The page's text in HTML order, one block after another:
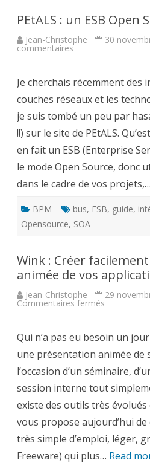
PEtALS : un ESB Open
Jean-Christophe 30
commentairessur
ESB
Open
Source
Je cherchais récemment des
couches réseaux et les
je suis tombé un peu par
!!) sur le site de PEtALS.
en fait un ESB (Enterprise
le mode Open Source, donc
dans le cadre de vos projets,…
BPM bus, ESB, guide,
Opensource, SOA
Wink : Créer
animée de vos
Jean-Christophe 29
Commentaires fermés
facilement
une
animée
de
vos
applications
Qui n’a pas eu besoin un
une présentation animée de
l’occasion d’un séminaire,
session interne tout
existe des outils très
vous propose aujourd’hui
très simple d’emploi, léger,
Freeware) qui plus… Read